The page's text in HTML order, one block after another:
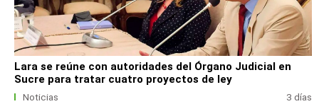
Lara se reúne con autoridades del Órgano Judicial en
Sucre para tratar cuatro proyectos de ley
Noticias 3 días